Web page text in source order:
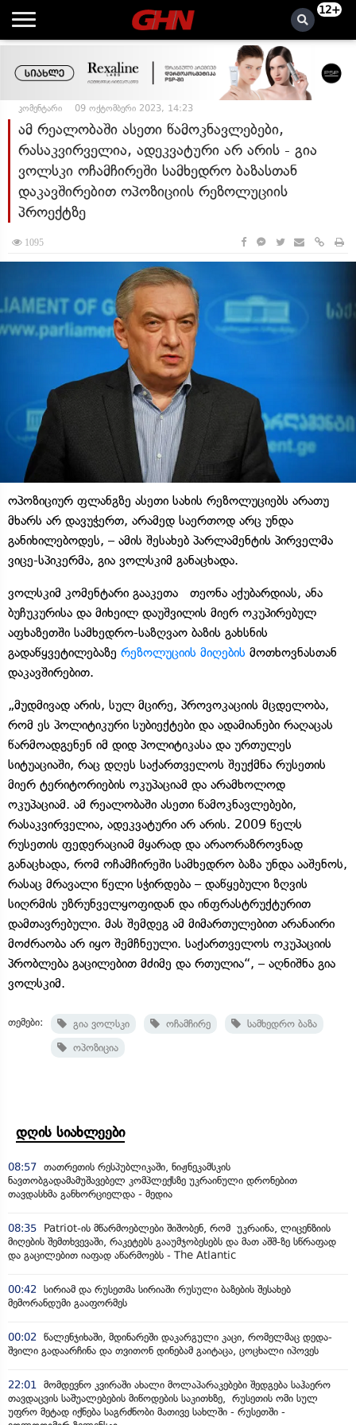
12+
კომენტარი 09 ოქტომბერი 2023, 14:23
ამ რეალობაში ასეთი წამოკნავლებები,
რასაკვირველია, ადეკვატური არ არის - გია
ვოლსკი ოჩამჩირეში სამხედრო ბაზასთან
დაკავშირებით ოპოზიციის რეზოლუციის
პროექტზე
1095
ოპოზიციურ ფლანგზე ასეთი სახის რეზოლუციებს არათუ
მხარს არ დავუჭერთ, არამედ საერთოდ არც უნდა
განიხილებოდეს, – ამის შესახებ პარლამენტის პირველმა
ვიცე-სპიკერმა, გია ვოლსკიმ განაცხადა.
ვოლსკიმ კომენტარი გააკეთა თეონა აქუბარდიას, ანა
ბუჩუკურისა და მიხეილ დაუშვილის მიერ ოკუპირებულ
აფხაზეთში სამხედრო-საზღვაო ბაზის გახსნის
გადაწყვეტილებაზე რეზოლუციის მიღების მოთხოვნასთან
დაკავშირებით.
„მუდმივად არის, სულ მცირე, პროვოკაციის მცდელობა,
რომ ეს პოლიტიკური სუბიექტები და ადამიანები რაღაცას
წარმოადგენენ იმ დიდ პოლიტიკასა და ურთულეს
სიტუაციაში, რაც დღეს საქართველოს შეუქმნა რუსეთის
მიერ ტერიტორიების ოკუპაციამ და არამხოლოდ
ოკუპაციამ. ამ რეალობაში ასეთი წამოკნავლებები,
რასაკვირველია, ადეკვატური არ არის. 2009 წელს
რუსეთის ფედერაციამ მყარად და არაორაზროვნად
განაცხადა, რომ ოჩამჩირეში სამხედრო ბაზა უნდა ააშენოს,
რასაც მრავალი წელი სჭირდება – დაწყებული ზღვის
სიღრმის უზრუნველყოფიდან და ინფრასტრუქტურით
დამთავრებული. მას შემდეგ ამ მიმართულებით არანაირი
მოძრაობა არ იყო შემჩნეული. საქართველოს ოკუპაციის
პრობლება გაცილებით მძიმე და რთულია“, – აღნიშნა გია
ვოლსკიმ.
თემები: გია ვოლსკი ოჩამჩირე
სამხედრო ბაზა
ოპოზიცია
დღის სიახლეები
08:57 თათრეთის რესპუბლიკაში, ნიჟნეკამსკის
ნავთობგადამამუშავებელ კომპლექსზე უკრაინული დრონებით
თავდასხმა განხორციელდა - მედია
08:35
Patriot-ის მწარმოებლები შიშობენ, რომ უკრაინა, ლიცენზიის
მიღების შემთხვევაში, რაკეტებს გააუმჯობესებს და მათ აშშ-ზე სწრაფად
და გაცილებით იაფად აწარმოებს - The Atlantic
00:42
სირიამ და რუსეთმა სირიაში რუსული ბაზების შესახებ
მემორანდუმი გააფორმეს
00:02
წალენჯიხაში, მდინარეში დაკარგული კაცი, რომელმაც დედა-
შვილი გადაარჩინა და თვითონ დინებამ გაიტაცა, ცოცხალი იპოვეს
22:01
მომდევნო კვირაში ახალი მოლაპარაკებები შედგება საჰაერო
თავდაცვის საშუალებების მიწოდების საკითხზე, რუსეთის ომი სულ
უფრო მეტად იქნება საგრძნობი მათივე სახლში - რუსეთში -